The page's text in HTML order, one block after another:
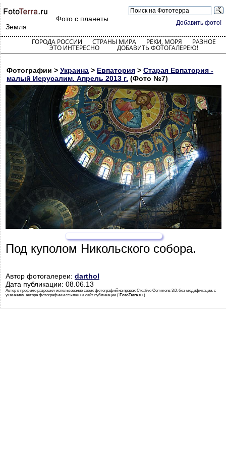
Добавить фото!
Фото с планеты
Земля
ГОРОДА РОССИИ СТРАНЫ МИРА РЕКИ, МОРЯ РАЗНОЕ
ЭТО ИНТЕРЕСНО ДОБАВИТЬ ФОТОГАЛЕРЕЮ!
Фотографии > Украина > Евпатория > Старая Евпатория -
малый Иерусалим. Апрель 2013 г. (Фото №7)
Под куполом Никольского собора.
Автор фотогалереи: darthol
Дата публикации: 08.06.13
Автор в профиле разрешил использование своих фотографий на правах Creative Commons 3.0, без модификации, с
указанием автора фотографии и ссылки на сайт публикации ( FotoTerra.ru )